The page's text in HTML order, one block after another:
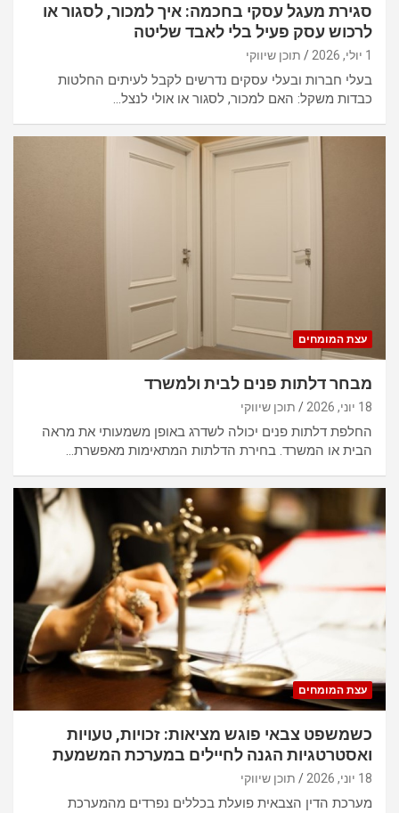
סגירת מעגל עסקי בחכמה: איך למכור, לסגור או
לרכוש עסק פעיל בלי לאבד שליטה
1 יולי, 2026 תוכן שיווקי
בעלי חברות ובעלי עסקים נדרשים לקבל לעיתים החלטות
כבדות משקל: האם למכור, לסגור או אולי לנצל…
עצת המומחים
מבחר דלתות פנים לבית ולמשרד
18 יוני, 2026 תוכן שיווקי
החלפת דלתות פנים יכולה לשדרג באופן משמעותי את מראה
הבית או המשרד. בחירת הדלתות המתאימות מאפשרת…
עצת המומחים
כשמשפט צבאי פוגש מציאות: זכויות, טעויות
ואסטרטגיות הגנה לחיילים במערכת המשמעת
18 יוני, 2026 תוכן שיווקי
מערכת הדין הצבאית פועלת בכללים נפרדים מהמערכת